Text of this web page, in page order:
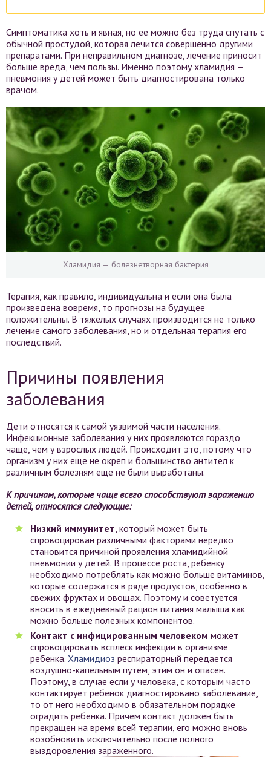
Симптоматика хоть и явная, но ее можно без труда спутать с
обычной простудой, которая лечится совершенно другими
препаратами. При неправильном диагнозе, лечение приносит
больше вреда, чем пользы. Именно поэтому хламидия —
пневмония у детей может быть диагностирована только
врачом.
Хламидия — болезнетворная бактерия
Терапия, как правило, индивидуальна и если она была
произведена вовремя, то прогнозы на будущее
положительны. В тяжелых случаях производится не только
лечение самого заболевания, но и отдельная терапия его
последствий.
Причины появления
заболевания
Дети относятся к самой уязвимой части населения.
Инфекционные заболевания у них проявляются гораздо
чаще, чем у взрослых людей. Происходит это, потому что
организм у них еще не окреп и большинство антител к
различным болезням еще не были выработаны.
К причинам, которые чаще всего способствуют заражению
детей, относятся следующие:
Низкий иммунитет , который может быть
спровоцирован различными факторами нередко
становится причиной проявления хламидийной
пневмонии у детей. В процессе роста, ребенку
необходимо потреблять как можно больше витаминов,
которые содержатся в ряде продуктов, особенно в
свежих фруктах и овощах. Поэтому и советуется
вносить в ежедневный рацион питания малыша как
можно больше полезных компонентов.
Контакт с инфицированным человеком может
спровоцировать всплеск инфекции в организме
ребенка. Хламидиоз респираторный передается
воздушно-капельным путем, этим он и опасен.
Поэтому, в случае если у человека, с которым часто
контактирует ребенок диагностировано заболевание,
то от него необходимо в обязательном порядке
оградить ребенка. Причем контакт должен быть
прекращен на время всей терапии, его можно вновь
возобновить исключительно после полного
выздоровления зараженного.